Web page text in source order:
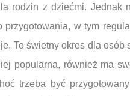
rodzin z dziećmi. Jednak
przygotowania, w tym
To świetny okres dla osób
popularna, również ma
trzeba być